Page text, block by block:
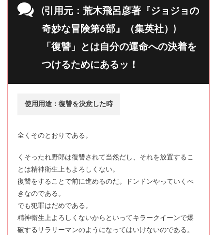
(引用元：荒木飛呂彦著『ジョジョの
奇妙な冒険第6部』（集英社）)
「復讐」とは自分の運命への決着を
つけるためにあるッ！
使用用途：復讐を決意した時
全くそのとおりである。
くそったれ野郎は復讐されて当然だし、それを放置するこ
とは精神衛生上もよろしくない。
復讐をすることで前に進めるのだ。ドンドンやっていくべ
きなのである。
でも犯罪はだめである。
精神衛生上よろしくないからといってキラークイーンで爆
破するサラリーマンのようになってはいけないのである。